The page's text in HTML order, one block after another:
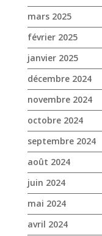
mars 2025
février 2025
janvier 2025
décembre 2024
novembre 2024
octobre 2024
septembre 2024
août 2024
juin 2024
mai 2024
avril 2024